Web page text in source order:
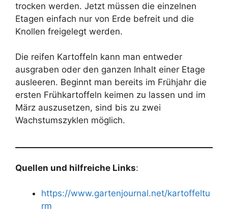
trocken werden. Jetzt müssen die einzelnen
Etagen einfach nur von Erde befreit und die
Knollen freigelegt werden.
Die reifen Kartoffeln kann man entweder
ausgraben oder den ganzen Inhalt einer Etage
ausleeren. Beginnt man bereits im Frühjahr die
ersten Frühkartoffeln keimen zu lassen und im
März auszusetzen, sind bis zu zwei
Wachstumszyklen möglich.
Quellen und hilfreiche Links:
https://www.gartenjournal.net/kartoffeltu
rm